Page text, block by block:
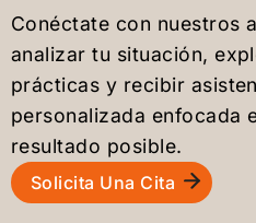
Conéctate con nuestros
analizar tu situación,
prácticas y recibir
personalizada enfocada
resultado posible.
Solicita Una Cita